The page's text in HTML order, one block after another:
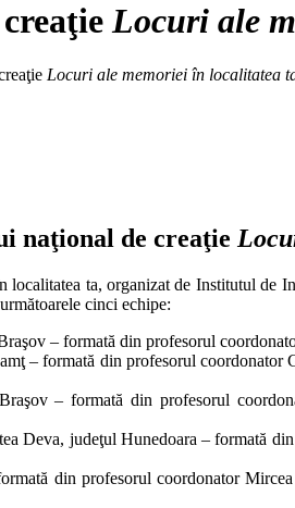
creaţieLocuri ale
Locuri ale memoriei în localitatea
naţional de creaţie
ta, organizat de Institutul
cinci echipe:
– formată din profesorul
– formată din profesorul
– formată din profesorul
Deva, judeţul Hunedoara – formată
din profesorul coordonator